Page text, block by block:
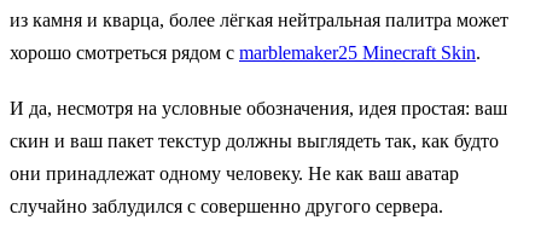
из камня и кварца, более лёгкая нейтральная палитра может
хорошо смотреться рядом с marblemaker25 Minecraft Skin.
И да, несмотря на условные обозначения, идея простая: ваш
скин и ваш пакет текстур должны выглядеть так, как будто
они принадлежат одному человеку. Не как ваш аватар
случайно заблудился с совершенно другого сервера.